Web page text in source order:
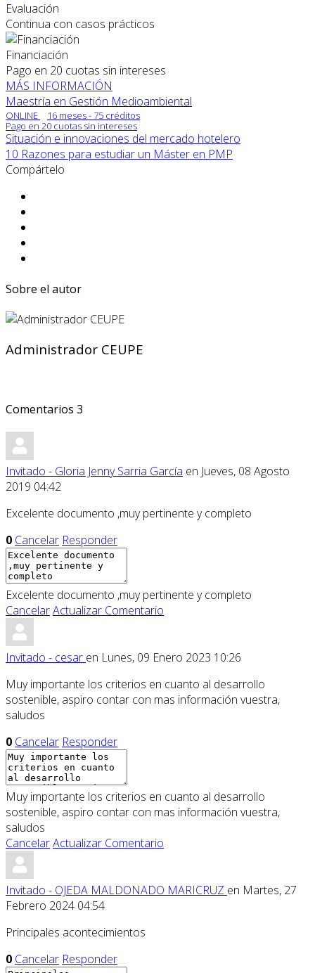
Evaluación
Continua con casos prácticos
Financiación
Pago en 20 cuotas sin intereses
MÁS INFORMACIÓN
Maestría en Gestión Medioambiental
ONLINE
16 meses - 75 créditos
Pago en 20 cuotas sin intereses
Situación e innovaciones del mercado hotelero
10 Razones para estudiar un Máster en PMP
Compártelo
Sobre el autor
Administrador CEUPE
Comentarios 3
Invitado - Gloria Jenny Sarria García en Jueves, 08 Agosto
2019 04:42
Excelente documento ,muy pertinente y completo
0 Cancelar Responder
Excelente documento ,muy pertinente y completo
CancelarActualizar Comentario
Invitado - cesar en Lunes, 09 Enero 2023 10:26
Muy importante los criterios en cuanto al desarrollo
sostenible, aspiro contar con mas información vuestra,
saludos
0 Cancelar Responder
Muy importante los criterios en cuanto al desarrollo
sostenible, aspiro contar con mas información vuestra,
saludos
CancelarActualizar Comentario
Invitado - OJEDA MALDONADO MARICRUZ en Martes, 27
Febrero 2024 04:54
Principales acontecimientos
0 Cancelar Responder